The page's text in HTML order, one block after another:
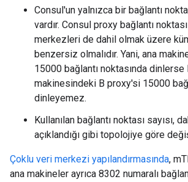
Consul'un yalnızca bir bağlantı
vardır. Consul proxy bağlantı
merkezleri de dahil olmak üzere
benzersiz olmalıdır. Yani, ana
15000 bağlantı noktasında dinlerse
makinesindeki B proxy'si 15000
dinleyemez.
Kullanılan bağlantı noktası sayısı,
açıklandığı gibi topolojiye göre
Çoklu veri merkezi yapılandırmasında,
ana makineler ayrıca 8302 numaralı